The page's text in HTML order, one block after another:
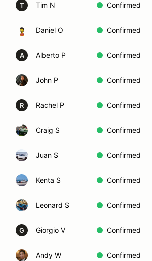
T Tim N Confirmed
Daniel O Confirmed
A Alberto P Confirmed
John P Confirmed
R Rachel P Confirmed
Craig S Confirmed
Juan S Confirmed
Kenta S Confirmed
Leonard S Confirmed
G Giorgio V Confirmed
Andy W Confirmed